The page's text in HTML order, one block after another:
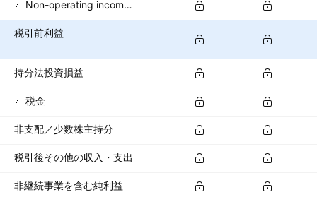
Non-operating income (total)
税引前利益
持分法投資損益
税金
非支配／少数株主持分
税引後その他の収入・支出
非継続事業を含む純利益